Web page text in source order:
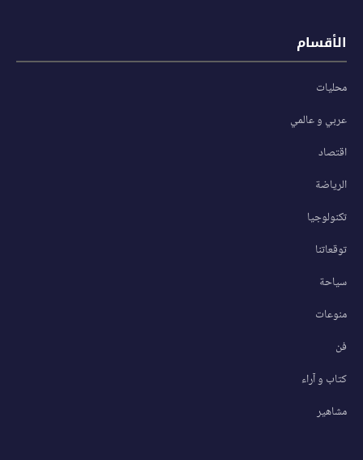
الأقسام
محليات
عربي و عالمي
اقتصاد
الرياضة
تكنولوجيا
توقعاتنا
سياحة
منوعات
فن
كتاب و آراء
مشاهير